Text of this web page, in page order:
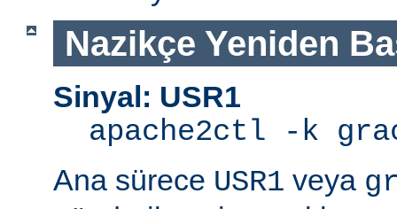
Nazikçe Yeniden
Sinyal: USR1
apache2ctl -k
Ana sürece USR1 veya